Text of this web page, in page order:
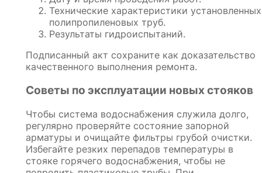
Технические характеристики установленных
полипропиленовых труб.
Результаты гидроиспытаний.
Подписанный акт сохраните как доказательство
качественного выполнения ремонта.
Советы по эксплуатации новых стояков
Чтобы система водоснабжения служила долго,
регулярно проверяйте состояние запорной
арматуры и очищайте фильтры грубой очистки.
Избегайте резких перепадов температуры в
стояке горячего водоснабжения, чтобы не